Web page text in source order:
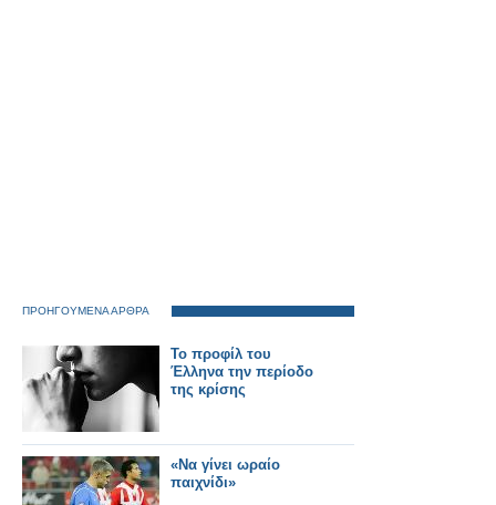
ΠΡΟΗΓΟΥΜΕΝΑ ΑΡΘΡΑ
Το προφίλ του
Έλληνα την περίοδο
της κρίσης
«Να γίνει ωραίο
παιχνίδι»